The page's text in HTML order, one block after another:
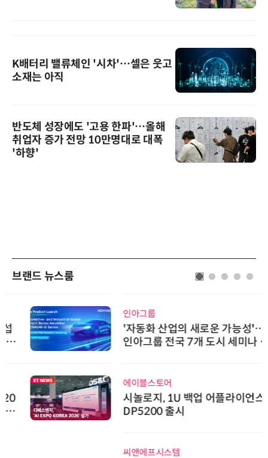
K배터리 밸류체인 '시차'…셀은 웃고
소재는 아직
반도체 성장에도 '고용 한파'…올해
취업자 증가 전망 10만명대로 대폭
'하향'
브랜드 뉴스룸
인아그룹
'자동화 산업의 새로운 가능성'…
인아그룹 전국 7개 도시 세미나 페
어 개최
에이블스토어
시놀로지, 1U 백업 어플라이언스
DP5200 출시